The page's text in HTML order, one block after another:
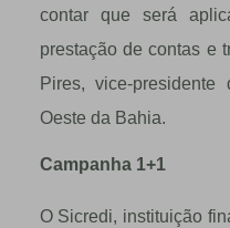
contar que será
prestação de contas e
Pires, vice-
Oeste da Bahia.
Campanha 1+1
O Sicredi, instituição